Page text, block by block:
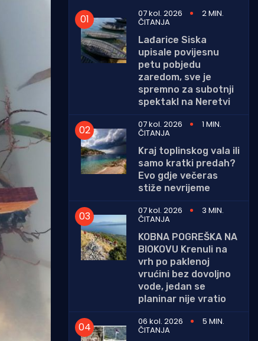
07 kol. 2026 2 MIN.
ČITANJA
Lađarice Siska
upisale povijesnu
petu pobjedu
zaredom, sve je
spremno za subotnji
spektakl na Neretvi
07 kol. 2026
1 MIN.
ČITANJA
Kraj toplinskog vala ili
samo kratki predah?
Evo gdje večeras
stiže nevrijeme
07 kol. 2026
3 MIN.
ČITANJA
KOBNA POGREŠKA NA
BIOKOVU Krenuli na
vrh po paklenoj
vrućini bez dovoljno
vode, jedan se
planinar nije vratio
06 kol. 2026
5 MIN.
ČITANJA